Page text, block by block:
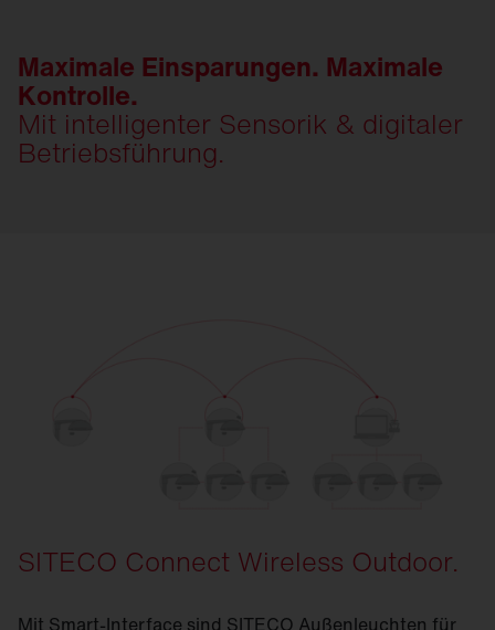
Maximale Einsparungen. Maximale
Kontrolle.
Mit intelligenter Sensorik & digitaler
Betriebsführung.
SITECO Connect Wireless Outdoor.
Mit Smart-Interface sind SITECO Außenleuchten für